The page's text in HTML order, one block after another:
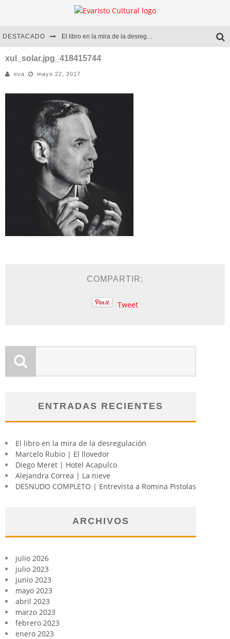
DESTACADO El libro en la mira de la desregulación
Marcelo Rubio | El llovedor
Diego Meret | Hotel Acapulco
xul_solar.jpg_418415744
eva mayo 22, 2017
COMPARTIR:
Tweet
ENTRADAS RECIENTES
El libro en la mira de la desregulación
Marcelo Rubio | El llovedor
Diego Meret | Hotel Acapulco
Alejandra Correa | La nieve
DESNUDO COMPLETO | Entrevista a Romina Pistolas
ARCHIVOS
julio 2026
julio 2023
junio 2023
mayo 2023
abril 2023
marzo 2023
febrero 2023
enero 2023